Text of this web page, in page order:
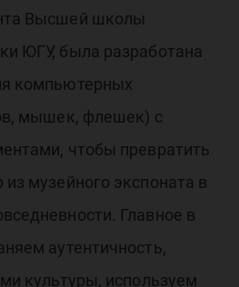
Высшей школы
ЮГУ, была разработана
компьютерных
мышек, флешек) с
чтобы превратить
музейного экспоната в
Главное в
аутентичность,
культуры, используем